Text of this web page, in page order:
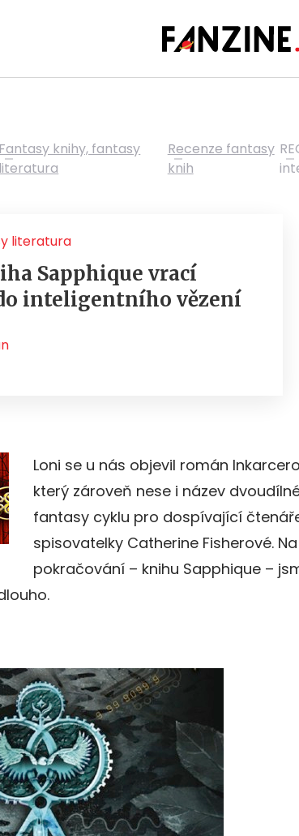
Fantasy knihy, fantasy
literatura
Recenze fantasy
knih
literatura
Sapphique vrací
inteligentního vězení
Loni se u nás objevil román
který zároveň nese i název
fantasy cyklu pro dospívající
spisovatelky Catherine Fisherové. Na
pokračování – knihu Sapphique –